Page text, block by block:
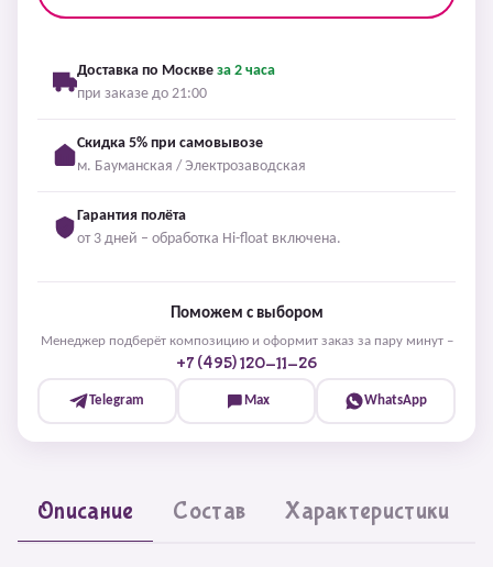
Доставка по Москве за 2 часа
при заказе до 21:00
Скидка 5% при самовывозе
м. Бауманская / Электрозаводская
Гарантия полёта
от 3 дней – обработка Hi-float включена.
Поможем с выбором
Менеджер подберёт композицию и оформит заказ за пару минут –
+7 (495) 120-11-26
Telegram Max WhatsApp
Описание Состав Характеристики